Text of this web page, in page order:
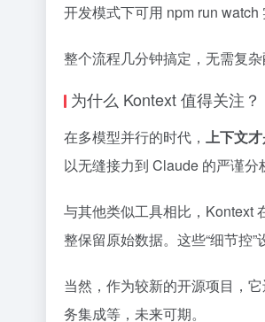
开发模式下可用 npm run watch
整个流程几分钟搞定，无需复
为什么 Kontext 值得关注？
在多模型并行的时代， 上下文
以无缝接力到 Claude 的严谨分
与其他类似工具相比，Kontext
整保留原始数据。这些“细节控
当然，作为较新的开源项目，
务集成等，未来可期。